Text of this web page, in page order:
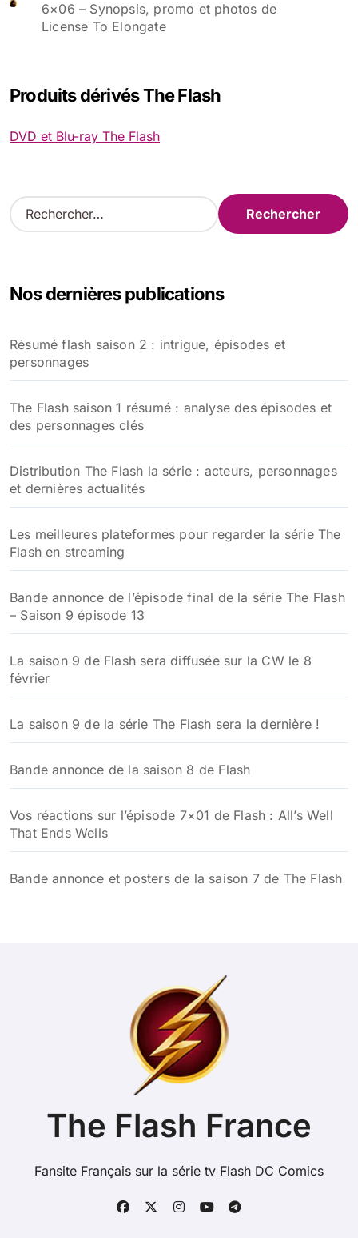
6×06 – Synopsis, promo et photos de
License To Elongate
Produits dérivés The Flash
DVD et Blu-ray The Flash
R
e
r
e
r
Nos dernières publications
Résumé flash saison 2 : intrigue, épisodes et
personnages
The Flash saison 1 résumé : analyse des épisodes et
des personnages clés
Distribution The Flash la série : acteurs, personnages
et dernières actualités
Les meilleures plateformes pour regarder la série The
Flash en streaming
Bande annonce de l’épisode final de la série The Flash
– Saison 9 épisode 13
La saison 9 de Flash sera diffusée sur la CW le 8
février
La saison 9 de la série The Flash sera la dernière !
Bande annonce de la saison 8 de Flash
Vos réactions sur l’épisode 7×01 de Flash : All’s Well
That Ends Wells
Bande annonce et posters de la saison 7 de The Flash
The Flash France
Fansite Français sur la série tv Flash DC Comics